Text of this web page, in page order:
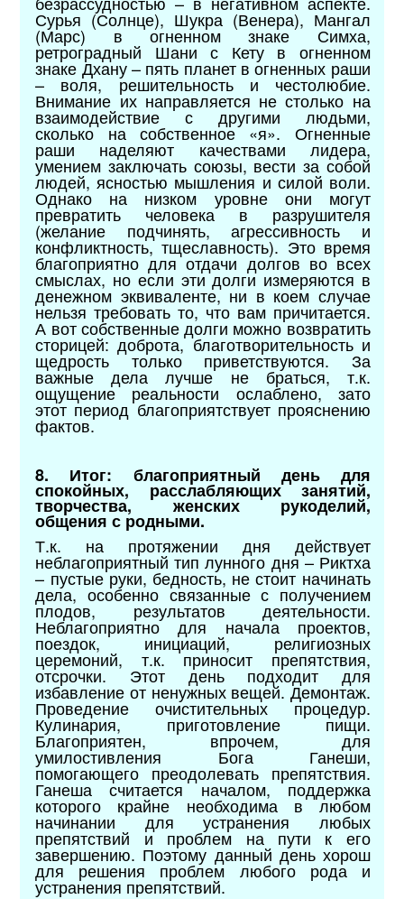
Сурья (Солнце), Шукра (Венера), Мангал
(Марс) в огненном знаке Симха,
ретроградный Шани с Кету в огненном
знаке Дхану – пять планет в огненных раши
– воля, решительность и честолюбие.
Внимание их направляется не столько на
взаимодействие с другими людьми,
сколько на собственное «я». Огненные
раши наделяют качествами лидера,
умением заключать союзы, вести за собой
людей, ясностью мышления и силой воли.
Однако на низком уровне они могут
превратить человека в разрушителя
(желание подчинять, агрессивность и
конфликтность, тщеславность). Это время
благоприятно для отдачи долгов во всех
смыслах, но если эти долги измеряются в
денежном эквиваленте, ни в коем случае
нельзя требовать то, что вам причитается.
А вот собственные долги можно возвратить
сторицей: доброта, благотворительность и
щедрость только приветствуются. За
важные дела лучше не браться, т.к.
ощущение реальности ослаблено, зато
этот период благоприятствует прояснению
фактов.
8. Итог: благоприятный день для
спокойных, расслабляющих занятий,
творчества, женских рукоделий,
общения с родными.
Т.к. на протяжении дня действует
неблагоприятный тип лунного дня – Риктха
– пустые руки, бедность, не стоит начинать
дела, особенно связанные с получением
плодов, результатов деятельности.
Неблагоприятно для начала проектов,
поездок, инициаций, религиозных
церемоний, т.к. приносит препятствия,
отсрочки. Этот день подходит для
избавление от ненужных вещей. Демонтаж.
Проведение очистительных процедур.
Кулинария, приготовление пищи.
Благоприятен, впрочем, для
умилостивления Бога Ганеши,
помогающего преодолевать препятствия.
Ганеша считается началом, поддержка
которого крайне необходима в любом
начинании для устранения любых
препятствий и проблем на пути к его
завершению. Поэтому данный день хорош
для решения проблем любого рода и
устранения препятствий.